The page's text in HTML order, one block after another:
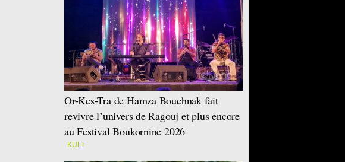
Or-Kes-Tra de Hamza Bouchnak fait
revivre l’univers de Ragouj et plus encore
au Festival Boukornine 2026
KULT